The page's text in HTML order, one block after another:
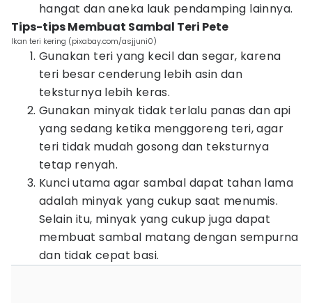
hangat dan aneka lauk pendamping lainnya.
Tips-tips Membuat Sambal Teri Pete
Ikan teri kering (pixabay.com/asjjuni0)
Gunakan teri yang kecil dan segar, karena
teri besar cenderung lebih asin dan
teksturnya lebih keras.
Gunakan minyak tidak terlalu panas dan api
yang sedang ketika menggoreng teri, agar
teri tidak mudah gosong dan teksturnya
tetap renyah.
Kunci utama agar sambal dapat tahan lama
adalah minyak yang cukup saat menumis.
Selain itu, minyak yang cukup juga dapat
membuat sambal matang dengan sempurna
dan tidak cepat basi.